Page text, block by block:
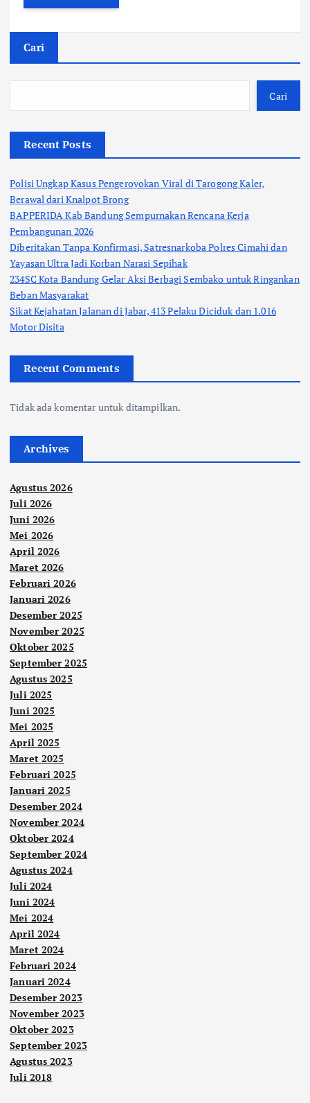
Cari
Cari
Recent Posts
Polisi Ungkap Kasus Pengeroyokan Viral di Tarogong Kaler,
Berawal dari Knalpot Brong
BAPPERIDA Kab Bandung Sempurnakan Rencana Kerja
Pembangunan 2026
Diberitakan Tanpa Konfirmasi, Satresnarkoba Polres Cimahi dan
Yayasan Ultra Jadi Korban Narasi Sepihak
234SC Kota Bandung Gelar Aksi Berbagi Sembako untuk Ringankan
Beban Masyarakat
Sikat Kejahatan Jalanan di Jabar, 413 Pelaku Diciduk dan 1.016
Motor Disita
Recent Comments
Tidak ada komentar untuk ditampilkan.
Archives
Agustus 2026
Juli 2026
Juni 2026
Mei 2026
April 2026
Maret 2026
Februari 2026
Januari 2026
Desember 2025
November 2025
Oktober 2025
September 2025
Agustus 2025
Juli 2025
Juni 2025
Mei 2025
April 2025
Maret 2025
Februari 2025
Januari 2025
Desember 2024
November 2024
Oktober 2024
September 2024
Agustus 2024
Juli 2024
Juni 2024
Mei 2024
April 2024
Maret 2024
Februari 2024
Januari 2024
Desember 2023
November 2023
Oktober 2023
September 2023
Agustus 2023
Juli 2018